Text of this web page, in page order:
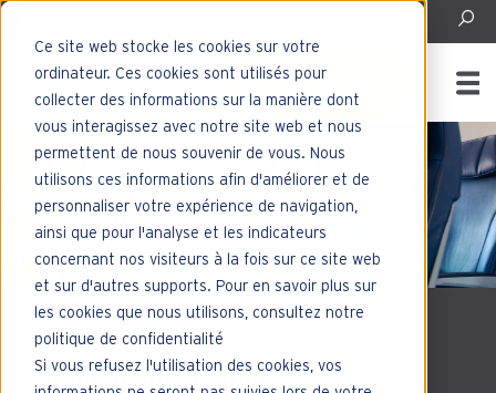
Ce site web stocke les cookies sur votre
ordinateur. Ces cookies sont utilisés pour
collecter des informations sur la manière dont
vous interagissez avec notre site web et nous
permettent de nous souvenir de vous. Nous
utilisons ces informations afin d'améliorer et de
personnaliser votre expérience de navigation,
ainsi que pour l'analyse et les indicateurs
concernant nos visiteurs à la fois sur ce site web
et sur d'autres supports. Pour en savoir plus sur
les cookies que nous utilisons, consultez notre
politique de confidentialité
Si vous refusez l'utilisation des cookies, vos
ENGLISH - CANADA
CONTACTEZ-
NOUS
APPLICATION
INTÉRIEUR DE CABINE